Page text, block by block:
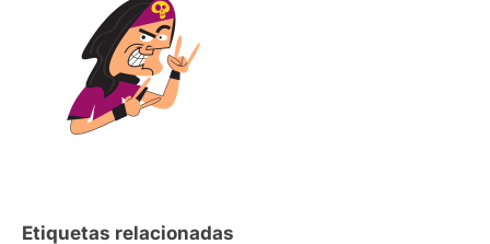
Etiquetas relacionadas